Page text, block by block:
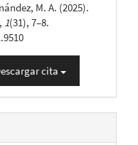
M. A. (2025).
, 1(31), 7–8.
cita